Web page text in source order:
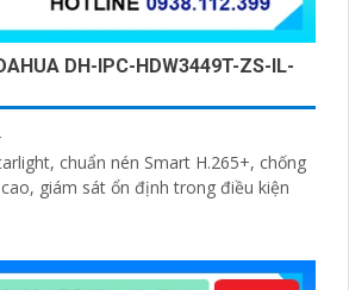
DH-IPC-HDW3449T-ZS-IL-
chuẩn nén Smart H.265+, chống
giám sát ổn định trong điều kiện